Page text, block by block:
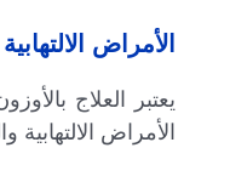
الأمراض
يعتبر العلاج
الأمراض الالتهابية